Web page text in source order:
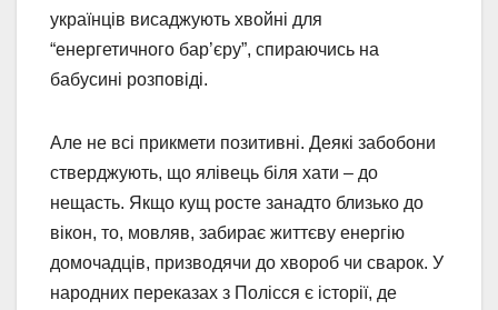
українців висаджують хвойні для
“енергетичного бар’єру”, спираючись на
бабусині розповіді.
Але не всі прикмети позитивні. Деякі забобони
стверджують, що ялівець біля хати – до
нещасть. Якщо кущ росте занадто близько до
вікон, то, мовляв, забирає життєву енергію
домочадців, призводячи до хвороб чи сварок. У
народних переказах з Полісся є історії, де